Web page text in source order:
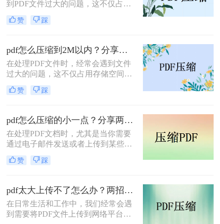
到PDF文件过大的问题，这不仅占用
了大量的存储空间，还影响了文件的
传输速度。那么pdf怎么压缩的小一点
绍三种实用的PDF压缩方法，帮助您
轻松将PDF文件压缩得更小。
赞 踩
pdf怎么压缩到2M以内？分享两种实用压缩方法！
在处理PDF文件时，经常会遇到文件
过大的问题，这不仅占用存储空间，
还影响文件的传输速度。为了满足特
定需求，将PDF文件压缩到2M以内变
以内呢？本文将介绍两种常用的PDF
压缩方法。
赞 踩
pdf怎么压缩的小一点？分享两种实用压缩方法！
在处理PDF文档时，尤其是当你需要
通过电子邮件发送或者上传到某些对
文件大小有限制的平台时，压缩PDF
文件变得尤为重要。那么pdf怎么压缩
PDF压缩方法。
赞 踩
pdf太大上传不了怎么办？两招帮你解决！
在日常生活和工作中，我们经常会遇
到需要将PDF文件上传到网络平台或